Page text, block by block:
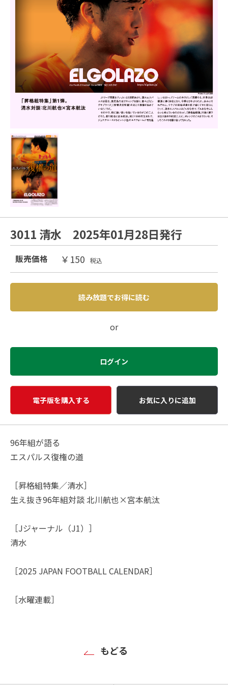
3011 清水 2025年01月28日発行
販売価格 ￥150 税込
読み放題でお得に読む
or
ログイン
電子版を購入する お気に入りに追加
96年組が語る
エスパルス復権の道
［昇格組特集／清水］
生え抜き96年組対談 北川航也×宮本航汰
［Jジャーナル（J1）］
清水
［2025 JAPAN FOOTBALL CALENDAR］
［水曜連載］
もどる